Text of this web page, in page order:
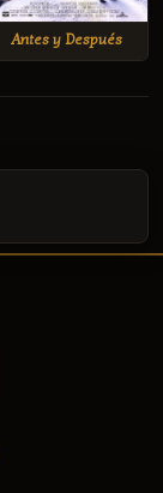
Antes y Después